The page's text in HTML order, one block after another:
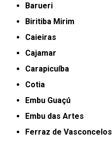
Barueri
Biritiba Mirim
Caieiras
Cajamar
Carapicuíba
Cotia
Embu Guaçú
Embu das Artes
Ferraz de Vasconcelos